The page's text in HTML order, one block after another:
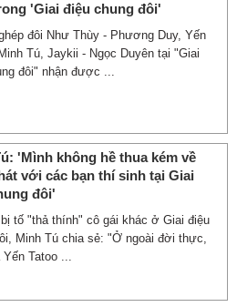
'Giai điệu chung đôi'
đôi Như Thùy - Phương Duy, Yến
Tú, Jaykii - Ngọc Duyên tại "Giai
đôi" nhận được ...
'Mình không hề thua kém về
với các bạn thí sinh tại Giai
đôi'
tố "thả thính" cô gái khác ở Giai điệu
Minh Tú chia sẻ: "Ở ngoài đời thực,
Tatoo ...